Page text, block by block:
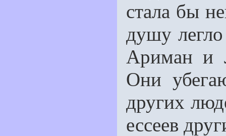
стала бы
душу
Ариман и
Они
других
ессеев